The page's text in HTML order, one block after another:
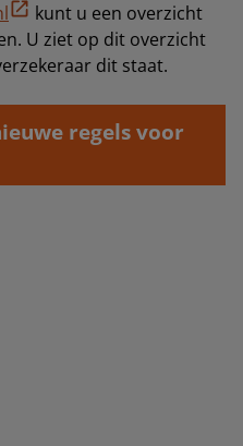
kunt u een overzicht
U ziet op dit overzicht
dit staat.
regels voor